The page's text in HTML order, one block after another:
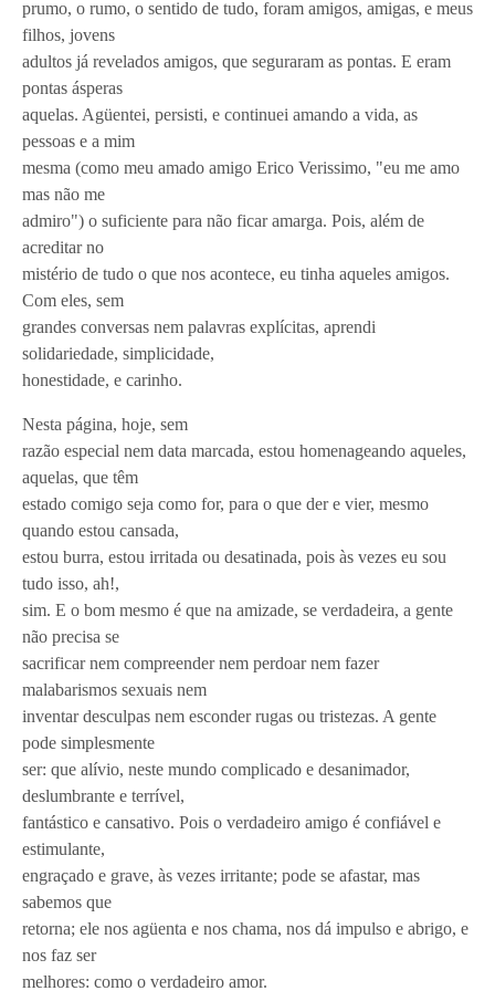
prumo, o rumo, o sentido de tudo, foram amigos, amigas, e meus
filhos, jovens
adultos já revelados amigos, que seguraram as pontas. E eram
pontas ásperas
aquelas. Agüentei, persisti, e continuei amando a vida, as
pessoas e a mim
mesma (como meu amado amigo Erico Verissimo, "eu me amo
mas não me
admiro") o suficiente para não ficar amarga. Pois, além de
acreditar no
mistério de tudo o que nos acontece, eu tinha aqueles amigos.
Com eles, sem
grandes conversas nem palavras explícitas, aprendi
solidariedade, simplicidade,
honestidade, e carinho.
Nesta página, hoje, sem
razão especial nem data marcada, estou homenageando aqueles,
aquelas, que têm
estado comigo seja como for, para o que der e vier, mesmo
quando estou cansada,
estou burra, estou irritada ou desatinada, pois às vezes eu sou
tudo isso, ah!,
sim. E o bom mesmo é que na amizade, se verdadeira, a gente
não precisa se
sacrificar nem compreender nem perdoar nem fazer
malabarismos sexuais nem
inventar desculpas nem esconder rugas ou tristezas. A gente
pode simplesmente
ser: que alívio, neste mundo complicado e desanimador,
deslumbrante e terrível,
fantástico e cansativo. Pois o verdadeiro amigo é confiável e
estimulante,
engraçado e grave, às vezes irritante; pode se afastar, mas
sabemos que
retorna; ele nos agüenta e nos chama, nos dá impulso e abrigo, e
nos faz ser
melhores: como o verdadeiro amor.